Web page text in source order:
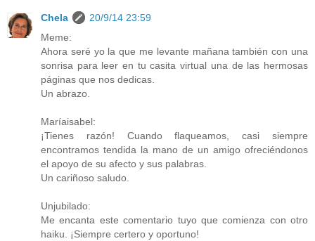
Chela
20/9/14 23:59
Meme:
Ahora seré yo la que me levante mañana también con una
sonrisa para leer en tu casita virtual una de las hermosas
páginas que nos dedicas.
Un abrazo.
Maríaisabel:
¡Tienes razón! Cuando flaqueamos, casi siempre
encontramos tendida la mano de un amigo ofreciéndonos
el apoyo de su afecto y sus palabras.
Un cariñoso saludo.
Unjubilado:
Me encanta este comentario tuyo que comienza con otro
haiku. ¡Siempre certero y oportuno!